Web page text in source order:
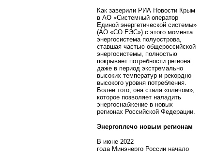
Как заверили РИА Новости Крым
в АО «Системный оператор
Единой энергетической системы»
(АО «СО ЕЭС») с этого момента
энергосистема полуострова,
ставшая частью общероссийской
энергосистемы, полностью
покрывает потребности региона
даже в период экстремально
высоких температур и рекордно
высокого уровня потребления.
Более того, она стала «плечом»,
которое позволяет наладить
энергоснабжение в новых
регионах Российской Федерации.
Энергоплечо новым регионам
В июне 2022
года Минэнерго России начало